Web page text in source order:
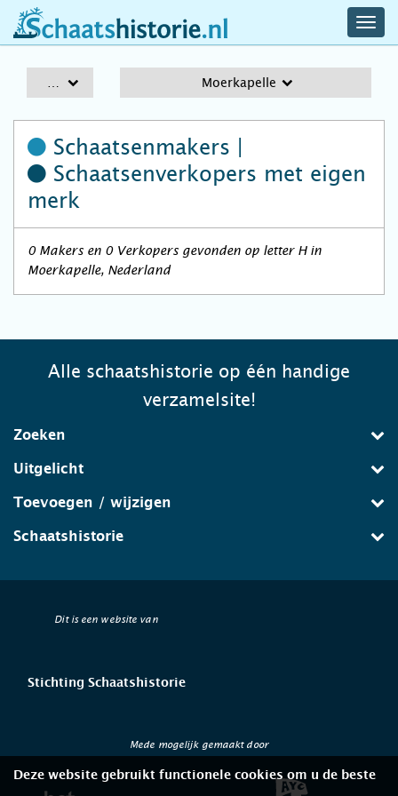
schaatshistorie.nl
Moerkapelle
Schaatsenmakers |
Schaatsenverkopers met eigen
merk
0 Makers en 0 Verkopers gevonden op letter H in
Moerkapelle, Nederland
Alle schaatshistorie op één handige
verzamelsite!
Zoeken
Uitgelicht
Toevoegen / wijzigen
Schaatshistorie
Dit is een website van
Stichting Schaatshistorie
Mede mogelijk gemaakt door
Deze website gebruikt functionele cookies om u de beste